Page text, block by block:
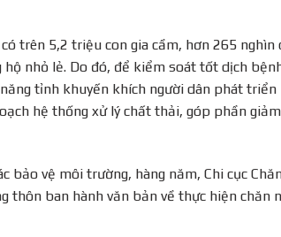
trên 5,2 triệu con gia cầm, hơn 265 nghìn
nhỏ lẻ. Do đó, để kiểm soát tốt dịch
tỉnh khuyến khích người dân phát triển
hệ thống xử lý chất thải, góp phần giảm
bảo vệ môi trường, hàng năm, Chi cục
thôn ban hành văn bản về thực hiện chăn